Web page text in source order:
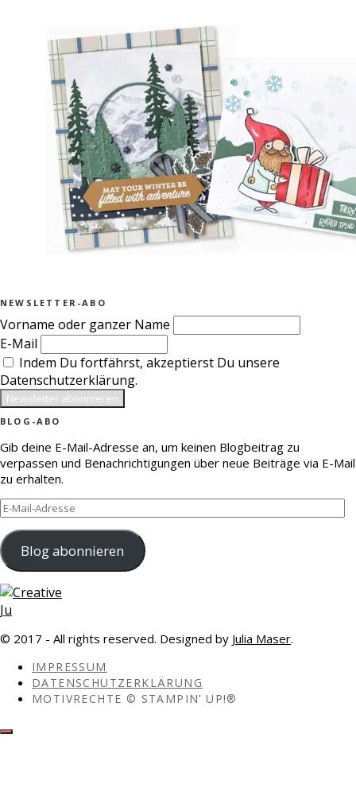
NEWSLETTER-ABO
Vorname oder ganzer Name
E-Mail
Indem Du fortfährst, akzeptierst Du unsere
Datenschutzerklärung.
BLOG-ABO
Gib deine E-Mail-Adresse an, um keinen Blogbeitrag zu
verpassen und Benachrichtigungen über neue Beiträge via E-Mail
zu erhalten.
E-
Mail-
Adresse
Blog abonnieren
© 2017 - All rights reserved. Designed by Julia Maser.
IMPRESSUM
DATENSCHUTZERKLÄRUNG
MOTIVRECHTE © STAMPIN’ UP!®